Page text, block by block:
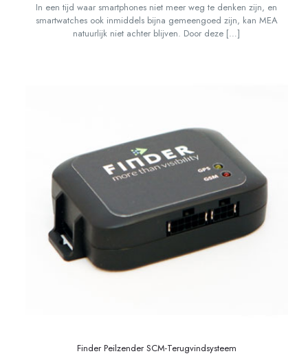
In een tijd waar smartphones niet meer weg te denken zijn, en
smartwatches ook inmiddels bijna gemeengoed zijn, kan MEA
natuurlijk niet achter blijven. Door deze […]
Finder Peilzender SCM-Terugvindsysteem